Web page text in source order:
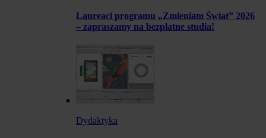
Laureaci programu „Zmieniam Świat” 2026
– zapraszamy na bezpłatne studia!
Dydaktyka